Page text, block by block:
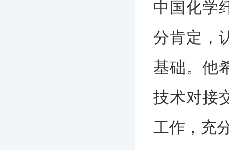
中国化学
分肯定，
基础。他
技术对接
工作，充